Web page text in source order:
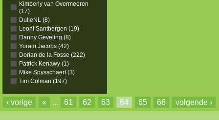
Kimberly van Overmeeren
(17)
DulleNL (8)
Leoni Santbergen (19)
Danny Geveling (8)
Yoram Jacobs (42)
Dorian de la Fosse (222)
Patrick Kenawy (1)
Mike Spysschaert (3)
Tim Colman (197)
‹ vorige « ... 61 62 63 64 65 66 volgende ›